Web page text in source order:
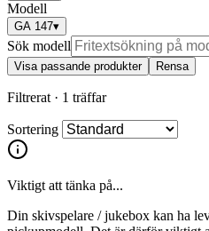
Modell
GA 147▾
Sök modell
Visa passande produkter Rensa
Filtrerat · 1 träffar
Sortering
Viktigt att tänka på...
Din skivspelare / jukebox kan ha